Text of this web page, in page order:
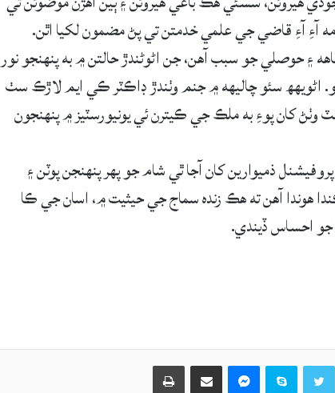
آءِ آءِ قاضي جي علمي خدمتن تي پڻ مضمون لکيا اٿن.
۽ حوصلي جو سبب آهن، جن اڻوڻندڙ حالتن ۾ به پنهنجو نور
سئو چاليھه ۾ جنم وٺندڙ ڊاڪٽر ڪي ايم لاڙڪ سٺ
وٺڻ کان پوءِ به ملڪ جي ڪيترن ئي يونيورسٽيز ۾ پنهنجون
ذميوارين کان آجا ٿي شام جو پھر پنهنجن پوٽن ۽
ھوندا آهن ته ھڪ زنده سماج جي حيثيت ۾، اسان جي ڪا
جو احساس ڏيندي.
Facebook
Skype حصيداري ڪريو اي ميل ذريعي